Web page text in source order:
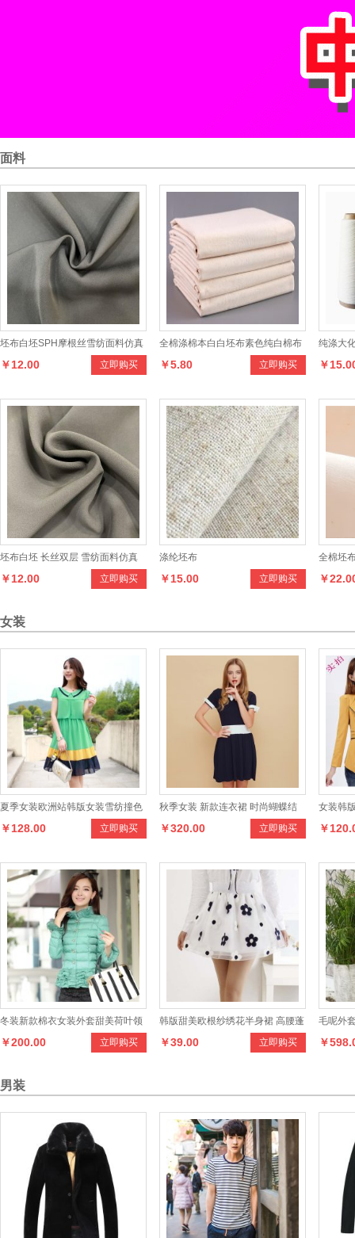
面料
坯布白坯SPH摩根丝雪纺面料仿真
丝面料CEY双面女装面料立即购买
￥12.00
全棉涤棉本白白坯布素色纯白棉布
服装立体裁剪打版原型布手工扎染
立即购买
￥5.80
纯涤大
锭纺短
￥
坯布白坯 长丝双层 雪纺面料仿真
丝面料时装面料女装面料立即购买
￥12.00
涤纶坯布
立即购买
￥15.00
全棉坯
￥
女装
夏季女装欧洲站韩版女装雪纺撞色
新款连衣裙短袖 立即购买
￥128.00
秋季女装 新款连衣裙 时尚蝴蝶结
针织连衣裙 立即购买
￥320.00
女装韩
套 女休
￥
冬装新款棉衣女装外套甜美荷叶领
立即购买
￥200.00
韩版甜美欧根纱绣花半身裙 高腰蓬
蓬裙短裙 立即购买
￥39.00
毛呢外
￥
男装